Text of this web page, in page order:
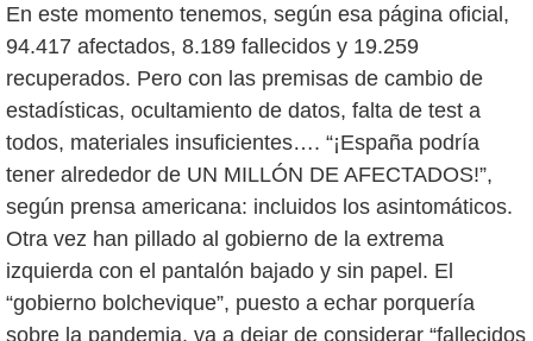
En este momento tenemos, según esa página oficial,
94.417 afectados, 8.189 fallecidos y 19.259
recuperados. Pero con las premisas de cambio de
estadísticas, ocultamiento de datos, falta de test a
todos, materiales insuficientes…. “¡España podría
tener alrededor de UN MILLÓN DE AFECTADOS!”,
según prensa americana: incluidos los asintomáticos.
Otra vez han pillado al gobierno de la extrema
izquierda con el pantalón bajado y sin papel. El
“gobierno bolchevique”, puesto a echar porquería
sobre la pandemia, va a dejar de considerar “fallecidos